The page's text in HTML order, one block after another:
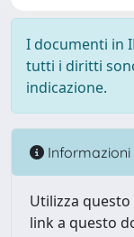
I documenti in
tutti i diritti
indicazione.
Informazioni
Utilizza
link a questo